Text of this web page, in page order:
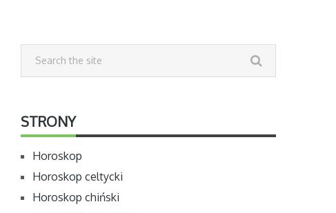
STRONY
Horoskop
Horoskop celtycki
Horoskop chiński